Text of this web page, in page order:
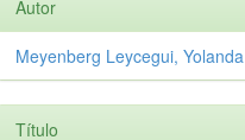
Autor
Meyenberg Leycegui, Yolanda
Título